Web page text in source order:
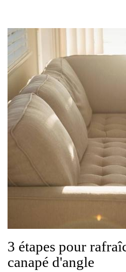
3 étapes pour
canapé d'angle